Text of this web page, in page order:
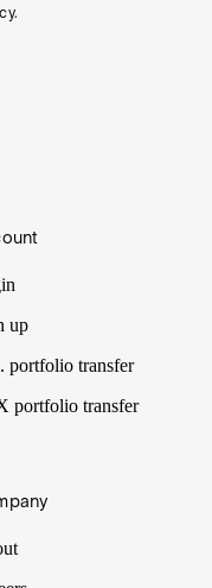
up
portfolio transfer
portfolio transfer